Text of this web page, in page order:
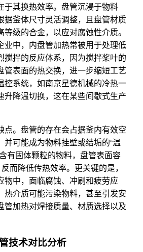
于其换热效率。盘管沉浸于物料
据釜体尺寸灵活调整，且盘管材质
级的合金，以应对腐蚀性介质。
业中，内盘管加热常被用于处理低
搅拌的反应体系，因为搅拌桨叶的
管表面的热交换，进一步缩短工艺
控系统，如南京星德机械的冷热一
升降温切换，这在某些间歇式生产
点。盘管的存在会占据釜内有效空
并可能成为物料挂壁或结垢的“温
有固体颗粒的物料，盘管表面容
而降低传热效率。更关键的是，
物中，面临腐蚀、冲刷和疲劳应
热介质可能污染物料，甚至引发安
管加热对焊接质量、材质选择以及
技术对比分析